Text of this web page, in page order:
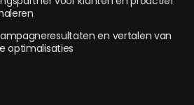
en vertalen van
optimalisaties